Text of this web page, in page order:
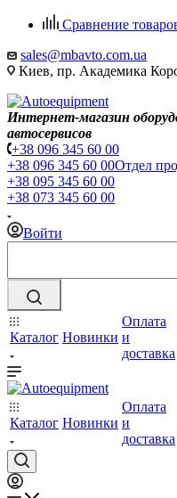
Сравнение
sales@mbavto.com.ua
Киев, пр. Академика
Интернет-магазин
автосервисов
+38 096 345 60 00
+38 096 345 60 00Отдел
+38 095 345 60 00
+38 073 345 60 00
Войти
Каталог Новинки
Оплата
и
доставка
Каталог Новинки
Оплата
и
доставка